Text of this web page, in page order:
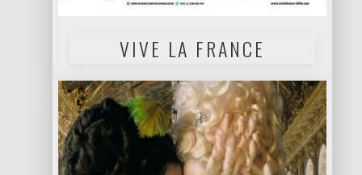
VIVE LA FRANCE